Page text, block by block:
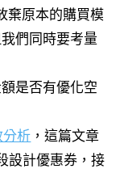
棄原本的購買模
們同時要考量
是否有優化空
析 ，這篇文章
設計優惠券，接